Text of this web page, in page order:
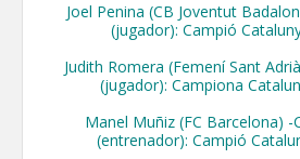
Joel Penina (CB Joventut
(jugador): Campió
Judith Romera (Femení Sant
(jugador): Campiona
Manel Muñiz (FC Barcelona) -
(entrenador): Campió